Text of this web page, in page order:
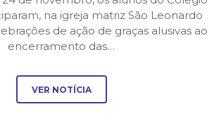
na igreja matriz São Leonardo
de ação de graças alusivas ao
encerramento das…
VER NOTÍCIA